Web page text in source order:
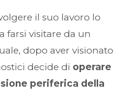
il suo lavoro lo
farsi visitare da un
dopo aver visionato
decide di operare
periferica della